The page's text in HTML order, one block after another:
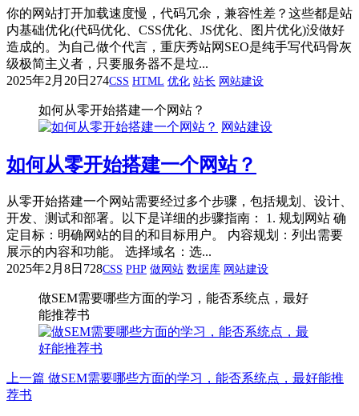
你的网站打开加载速度慢，代码冗余，兼容性差？这些都是站
内基础优化(代码优化、CSS优化、JS优化、图片优化)没做好
造成的。为自己做个代言，重庆秀站网SEO是纯手写代码骨灰
级极简主义者，只要服务器不是垃...
2025年2月20日 274CSS HTML 优化 站长 网站建设
如何从零开始搭建一个网站？
网站建设
如何从零开始搭建一个网站？
从零开始搭建一个网站需要经过多个步骤，包括规划、设计、
开发、测试和部署。以下是详细的步骤指南： 1. 规划网站 确
定目标：明确网站的目的和目标用户。 内容规划：列出需要
展示的内容和功能。 选择域名：选...
2025年2月8日 728CSS PHP 做网站 数据库 网站建设
做SEM需要哪些方面的学习，能否系统点，最好
能推荐书
上一篇 做SEM需要哪些方面的学习，能否系统点，最好能推
荐书